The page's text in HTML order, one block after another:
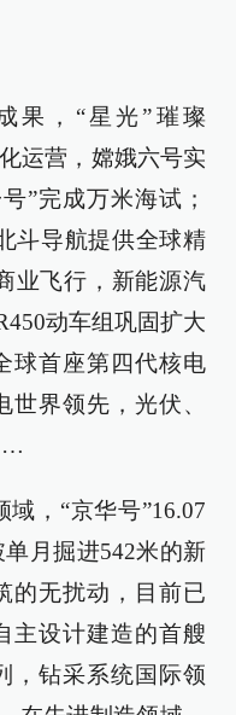
果，“星光”璀璨
运营，嫦娥六号实
”完成万米海试；
斗导航提供全球精
业飞行，新能源汽
动车组巩固扩大
球首座第四代核电
界领先，光伏、
，“京华号”16.07
月掘进542米的新
的无扰动，目前已
主设计建造的首艘
，钻采系统国际领